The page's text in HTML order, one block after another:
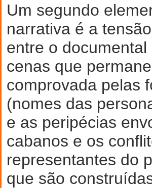
Um segundo
narrativa é a
entre o
cenas que
comprovada pelas
(nomes das
e as peripécias
cabanos e os
representantes do
que são